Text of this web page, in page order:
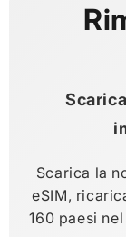
Scarica la
eSIM,
160 paesi